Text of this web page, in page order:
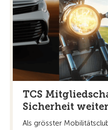
TCS
Sicherheit
Als grösster